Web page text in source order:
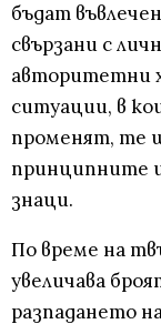
бъдат
свързани с
авторитетни
ситуации, в
променят, те
принципните
знаци.
По време на
увеличава
разпадането